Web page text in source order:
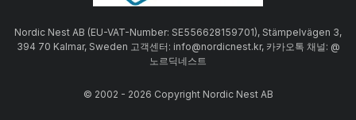
Nordic Nest AB (EU-VAT-Number: SE556628159701), Stämpelvägen 3,
394 70 Kalmar, Sweden 고객센터: info@nordicnest.kr, 카카오톡 채널: @
노르딕네스트
© 2002 - 2026 Copyright Nordic Nest AB